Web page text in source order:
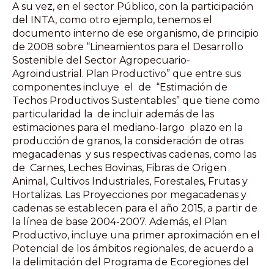
A su vez, en el sector Público, con la participación
del INTA, como otro ejemplo, tenemos el
documento interno de ese organismo, de principio
de 2008 sobre “Lineamientos para el Desarrollo
Sostenible del Sector Agropecuario-
Agroindustrial. Plan Productivo” que entre sus
componentes incluye el de “Estimación de
Techos Productivos Sustentables” que tiene como
particularidad la de incluir además de las
estimaciones para el mediano-largo plazo en la
producción de granos, la consideración de otras
megacadenas y sus respectivas cadenas, como las
de Carnes, Leches Bovinas, Fibras de Origen
Animal, Cultivos Industriales, Forestales, Frutas y
Hortalizas. Las Proyecciones por megacadenas y
cadenas se establecen para el año 2015, a partir de
la línea de base 2004-2007. Además, el Plan
Productivo, incluye una primer aproximación en el
Potencial de los ámbitos regionales, de acuerdo a
la delimitación del Programa de Ecoregiones del